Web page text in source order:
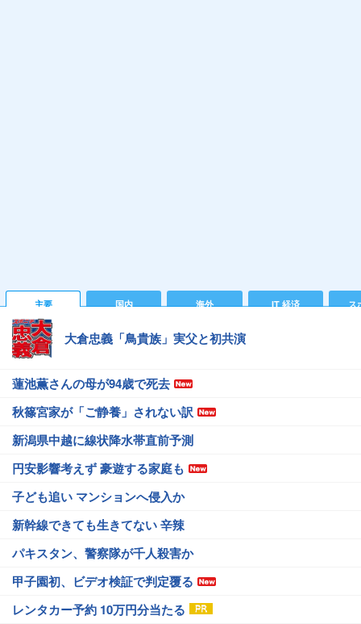
主要 国内 海外 IT 経済 ス
大倉忠義「鳥貴族」実父と初共演
蓮池薫さんの母が94歳で死去
秋篠宮家が「ご静養」されない訳
新潟県中越に線状降水帯直前予測
円安影響考えず 豪遊する家庭も
子ども追い マンションへ侵入か
新幹線できても生きてない 辛辣
パキスタン、警察隊が千人殺害か
甲子園初、ビデオ検証で判定覆る
レンタカー予約 10万円分当たる